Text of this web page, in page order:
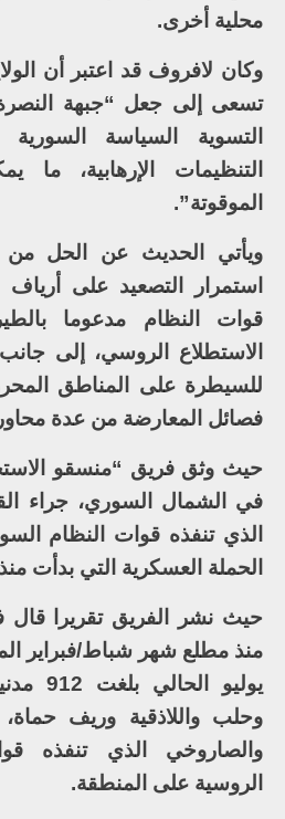
محلية أخرى.
وكان لافروف قد اعتبر أن
تسعى إلى جعل “جبهة
التسوية السياسة
التنظيمات الإرهابية، ما
الموقوتة”.
ويأتي الحديث عن الحل
استمرار التصعيد على
قوات النظام مدعوما
الاستطلاع الروسي، إلى
للسيطرة على المناطق
فصائل المعارضة من عدة
في الشمال السوري، جراء
الذي تنفذه قوات النظام
الحملة العسكرية التي بدأت
حيث نشر الفريق تقريرا قال
يوليو
وحلب واللاذقية وريف
والصاروخي الذي تنفذه
الروسية على المنطقة.